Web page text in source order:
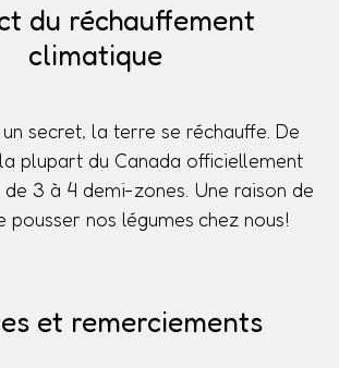
du réchauffement
climatique
secret, la terre se réchauffe. De
plupart du Canada officiellement
de 3 à 4 demi-zones. Une raison de
pousser nos légumes chez nous!
et remerciements